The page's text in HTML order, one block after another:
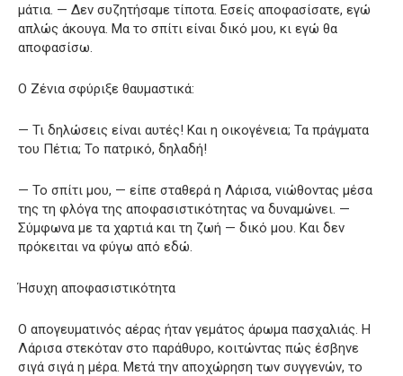
μάτια. — Δεν συζητήσαμε τίποτα. Εσείς αποφασίσατε, εγώ
απλώς άκουγα. Μα το σπίτι είναι δικό μου, κι εγώ θα
αποφασίσω.
Ο Ζένια σφύριξε θαυμαστικά:
— Τι δηλώσεις είναι αυτές! Και η οικογένεια; Τα πράγματα
του Πέτια; Το πατρικό, δηλαδή!
— Το σπίτι μου, — είπε σταθερά η Λάρισα, νιώθοντας μέσα
της τη φλόγα της αποφασιστικότητας να δυναμώνει. —
Σύμφωνα με τα χαρτιά και τη ζωή — δικό μου. Και δεν
πρόκειται να φύγω από εδώ.
Ήσυχη αποφασιστικότητα
Ο απογευματινός αέρας ήταν γεμάτος άρωμα πασχαλιάς. Η
Λάρισα στεκόταν στο παράθυρο, κοιτώντας πώς έσβηνε
σιγά σιγά η μέρα. Μετά την αποχώρηση των συγγενών, το